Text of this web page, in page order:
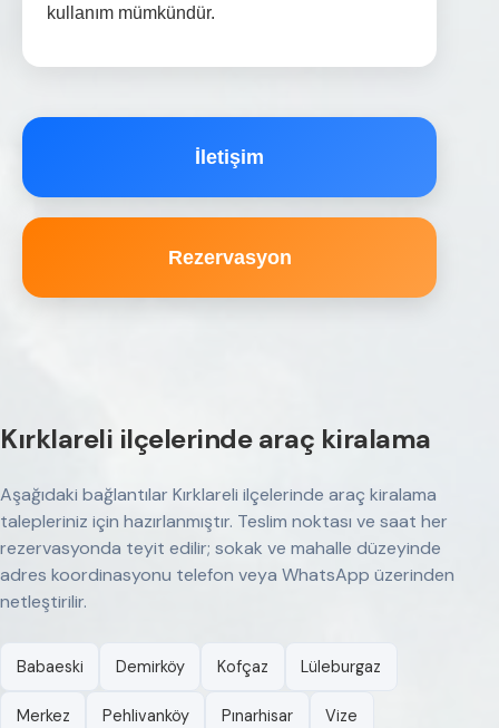
kullanım mümkündür.
İletişim
Rezervasyon
Kırklareli ilçelerinde araç kiralama
Aşağıdaki bağlantılar Kırklareli ilçelerinde araç kiralama
talepleriniz için hazırlanmıştır. Teslim noktası ve saat her
rezervasyonda teyit edilir; sokak ve mahalle düzeyinde
adres koordinasyonu telefon veya WhatsApp üzerinden
netleştirilir.
Babaeski Demirköy Kofçaz Lüleburgaz
Merkez Pehlivanköy Pınarhisar Vize